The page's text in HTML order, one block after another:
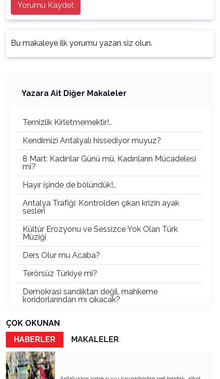
Yorumu Kaydet
Bu makaleye ilk yorumu yazan siz olun.
Yazara Ait Diğer Makaleler
Temizlik Kirletmemektir!..
Kendimizi Antalyalı hissediyor muyuz?
8 Mart: Kadınlar Günü mü, Kadınların Mücadelesi
mi?
Hayır işinde de bölündük!..
Antalya Trafiği: Kontrolden çıkan krizin ayak
sesleri
Kültür Erozyonu ve Sessizce Yok Olan Türk
Müziği
Ders Olur mu Acaba?
Terörsüz Türkiye mi?
Demokrasi sandıktan değil, mahkeme
koridorlarından mı çıkacak?
Gazetecinin kaderi!..
Turizmde Herşey Dahil Sistemi tartışılmalı
MB Başkanı ve Şimşek’e
Padişahın Vergi Deneyi!..
ÇOK OKUNAN
HABERLER
MAKALELER